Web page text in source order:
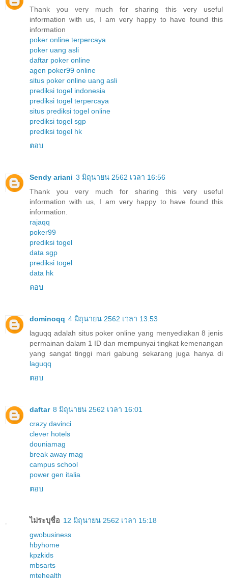
Thank you very much for sharing this very useful
information with us, I am very happy to have found this
information
poker online terpercaya
poker uang asli
daftar poker online
agen poker99 online
situs poker online uang asli
prediksi togel indonesia
prediksi togel terpercaya
situs prediksi togel online
prediksi togel sgp
prediksi togel hk
ตอบ
Sendy ariani 3 มิถุนายน 2562 เวลา 16:56
Thank you very much for sharing this very useful
information with us, I am very happy to have found this
information.
rajaqq
poker99
prediksi togel
data sgp
prediksi togel
data hk
ตอบ
dominoqq 4 มิถุนายน 2562 เวลา 13:53
laguqq adalah situs poker online yang menyediakan 8 jenis
permainan dalam 1 ID dan mempunyai tingkat kemenangan
yang sangat tinggi mari gabung sekarang juga hanya di
laguqq
ตอบ
daftar 8 มิถุนายน 2562 เวลา 16:01
crazy davinci
clever hotels
douniamag
break away mag
campus school
power gen italia
ตอบ
ไม่ระบุชื่อ 12 มิถุนายน 2562 เวลา 15:18
gwobusiness
hbyhome
kpzkids
mbsarts
mtehealth